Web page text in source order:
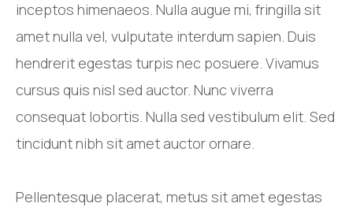
inceptos himenaeos. Nulla augue mi, fringilla sit
amet nulla vel, vulputate interdum sapien. Duis
hendrerit egestas turpis nec posuere. Vivamus
cursus quis nisl sed auctor. Nunc viverra
consequat lobortis. Nulla sed vestibulum elit. Sed
tincidunt nibh sit amet auctor ornare.
Pellentesque placerat, metus sit amet egestas